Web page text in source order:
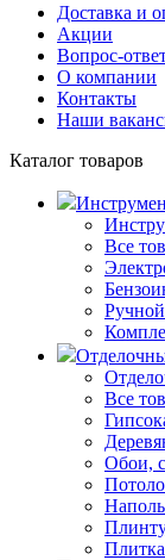
Доставка и
Акции
Вопрос-
О компании
Контакты
Наши
Каталог товаров
Все
Все
Обои,